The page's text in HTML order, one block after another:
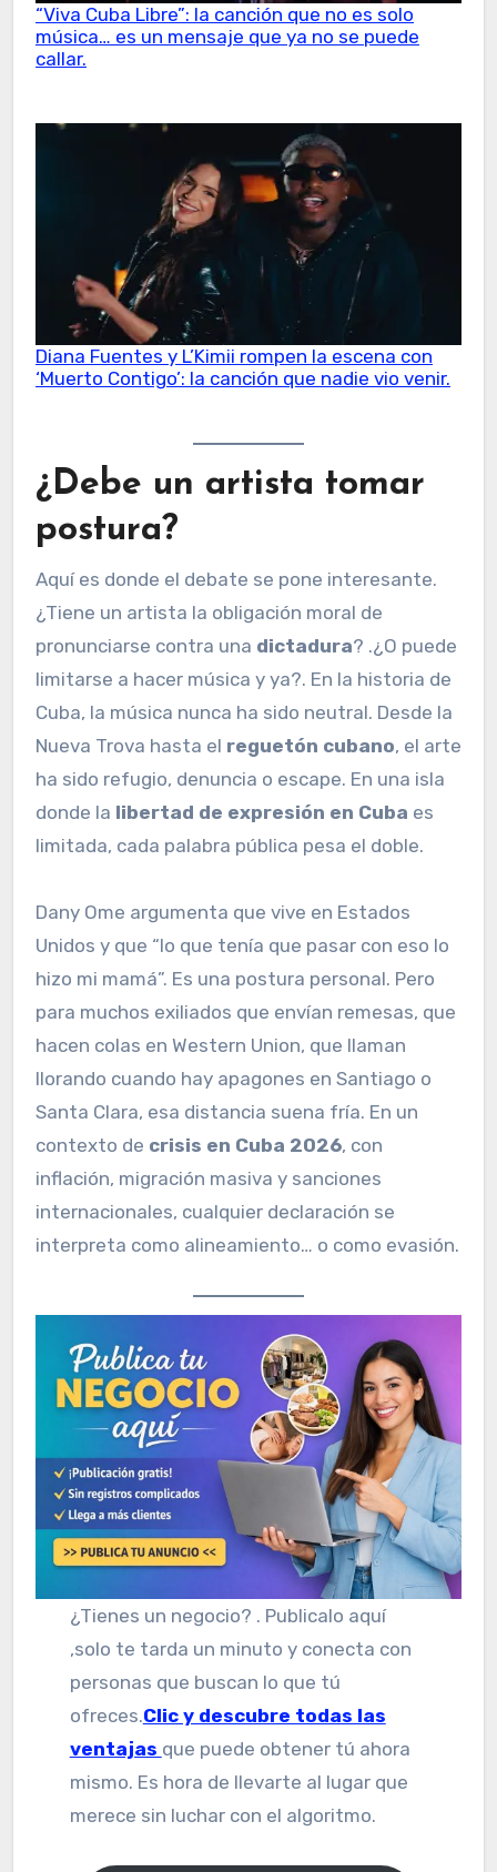
“Viva Cuba Libre”: la canción que no es solo
música… es un mensaje que ya no se puede
callar.
Diana Fuentes y L’Kimii rompen la escena con
‘Muerto Contigo’: la canción que nadie vio venir.
¿Debe un artista tomar
postura?
Aquí es donde el debate se pone interesante.
¿Tiene un artista la obligación moral de
pronunciarse contra una dictadura? .¿O puede
limitarse a hacer música y ya?. En la historia de
Cuba, la música nunca ha sido neutral. Desde la
Nueva Trova hasta el reguetón cubano, el arte
ha sido refugio, denuncia o escape. En una isla
donde la libertad de expresión en Cuba es
limitada, cada palabra pública pesa el doble.
Dany Ome argumenta que vive en Estados
Unidos y que “lo que tenía que pasar con eso lo
hizo mi mamá”. Es una postura personal. Pero
para muchos exiliados que envían remesas, que
hacen colas en Western Union, que llaman
llorando cuando hay apagones en Santiago o
Santa Clara, esa distancia suena fría. En un
contexto de crisis en Cuba 2026, con
inflación, migración masiva y sanciones
internacionales, cualquier declaración se
interpreta como alineamiento… o como evasión.
¿Tienes un negocio? . Publicalo aquí
,solo te tarda un minuto y conecta con
personas que buscan lo que tú
ofreces.Clic y descubre todas las
ventajas que puede obtener tú ahora
mismo. Es hora de llevarte al lugar que
merece sin luchar con el algoritmo.